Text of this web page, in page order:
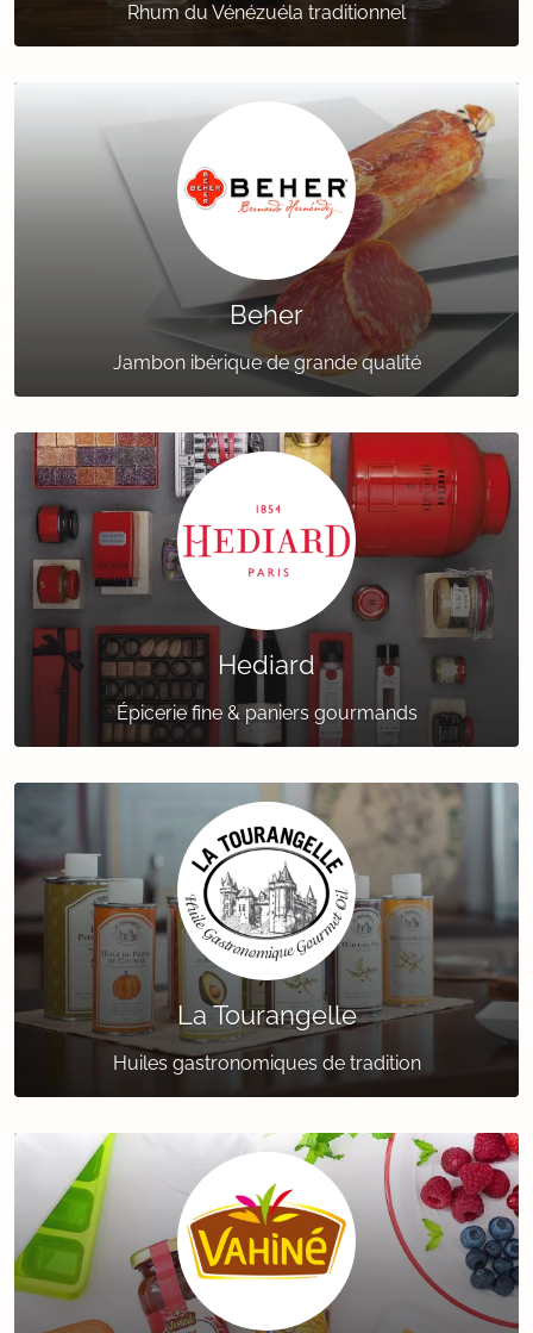
Rhum du Vénézuéla traditionnel
Beher
Jambon ibérique de grande qualité
Hediard
Épicerie fine & paniers gourmands
La Tourangelle
Huiles gastronomiques de tradition